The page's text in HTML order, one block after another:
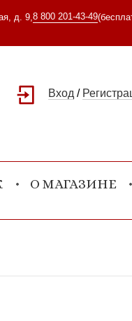
д. 9, 8 800 201-43-49
Вход /
О МАГАЗИНЕ